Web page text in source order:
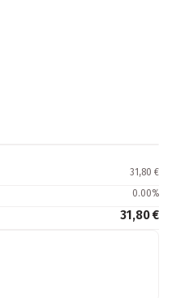
31,80 €
0.00%
31,80 €